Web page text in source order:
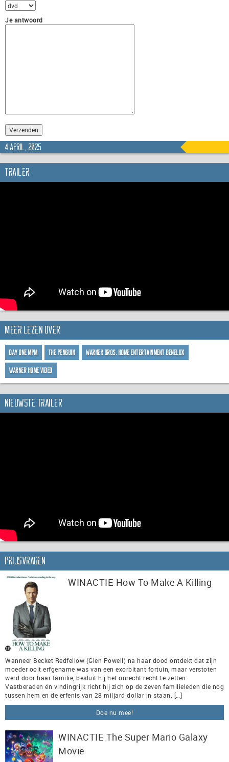
Je antwoord
4 april, 2025
Trailer
Meer lezen over
Day One MPM The Penguin Warner Bros. Home Entertainment Benelux
Warner Home Video
Nieuwste trailer
Prijsvragen
WINACTIE How To Make A Killing
Wanneer Becket Redfellow (Glen Powell) na haar dood ontdekt dat zijn
moeder ooit erfgename was van een exorbitant fortuin, maar verstoten
werd door haar familie, besluit hij het onrecht recht te zetten.
Vastberaden én vindingrijk richt hij zich op de zeven familieleden die nog
tussen hem en de erfenis van 28 miljard dollar in staan. […]
Doe nu mee!
WINACTIE The Super Mario Galaxy
Movie